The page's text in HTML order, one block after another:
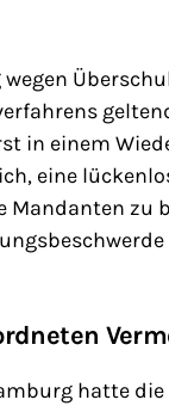
wegen
in einem
eine
zu
hatte